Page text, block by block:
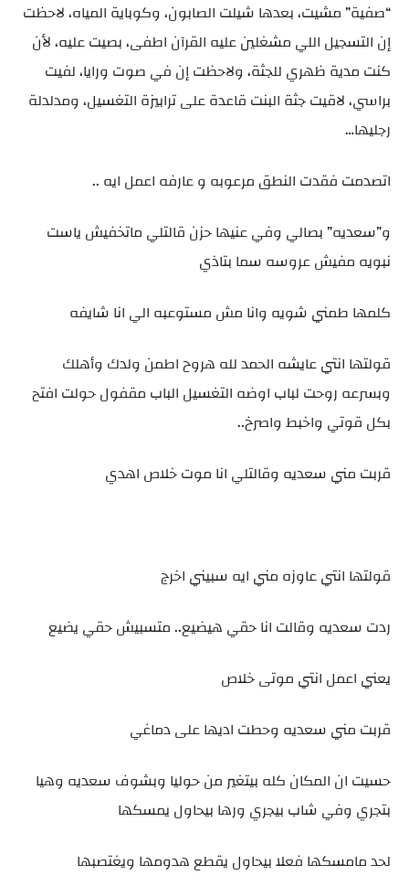
“صفية” مشيت، بعدها شيلت الصابون، وكوباية المياه، لاحظت
إن التسجيل اللي مشغلين عليه القرآن اطفى، بصيت عليه، لأن
كنت مدية ظهري للجثة، ولاحظت إن في صوت ورايا، لفيت
براسي، لاقيت جثة البنت قاعدة على ترابيزة التغسيل، ومدلدلة
رجليها…
اتصدمت فقدت النطق مرعوبه و عارفه اعمل ايه ..
و”سعديه” بصالي وفي عنيها حزن قالتلي ماتخفيش ياست
نبويه مفيش عروسه سما بتاذي
كلمها طمني شويه وانا مش مستوعبه الي انا شايفه
قولتها انتي عايشه الحمد لله هروح اطمن ولدك وأهلك
وبسرعه روحت لباب اوضه التغسيل الباب مقفول حولت افتح
بكل قوتي واخبط واصرخ..
قربت مني سعديه وقالتلي انا موت خلاص اهدي
قولتها انتي عاوزه مني ايه سبيني اخرج
ردت سعديه وقالت انا حقي هيضيع.. متسبيش حقي يضيع
يعني اعمل انتي موتى خلاص
قربت مني سعديه وحطت اديها على دماغي
حسيت ان المكان كله بيتغير من حوليا وبشوف سعديه وهيا
بتجري وفي شاب بيجري ورها بيحاول يمسكها
لحد مامسكها فعلا بيحاول يقطع هدومها ويغتصبها